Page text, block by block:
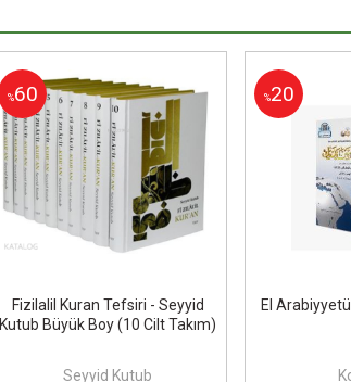
%60
Fizilalil Kuran Tefsiri - Seyyid
Kutub Büyük Boy (10 Cilt Takım)
Seyyid Kutub
%20
El